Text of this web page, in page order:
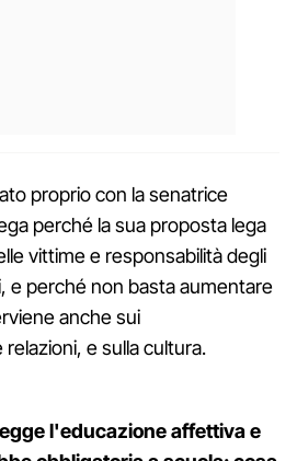
proprio con la senatrice
perché la sua proposta lega
vittime e responsabilità degli
e perché non basta aumentare
anche sui
e sulla cultura.
l'educazione affettiva e